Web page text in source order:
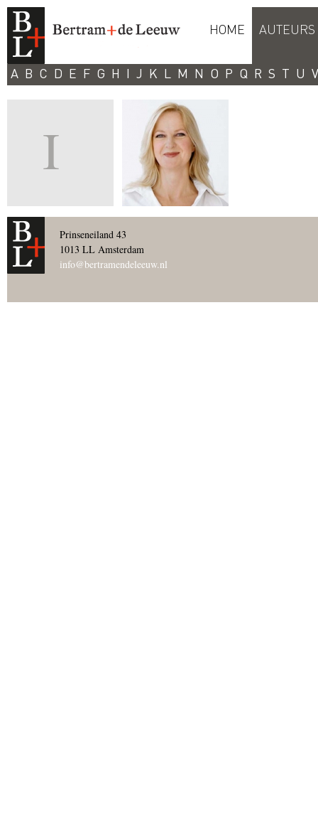
HOME AUTEURS
A B C D E F G H I J K L M N O P Q R S T U V
I
Prinseneiland 43
1013 LL Amsterdam
info@bertramendeleeuw.nl